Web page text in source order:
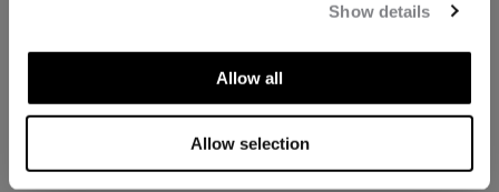
Show details
Allow all
Allow selection
TECHNISCHE ASPEKTE